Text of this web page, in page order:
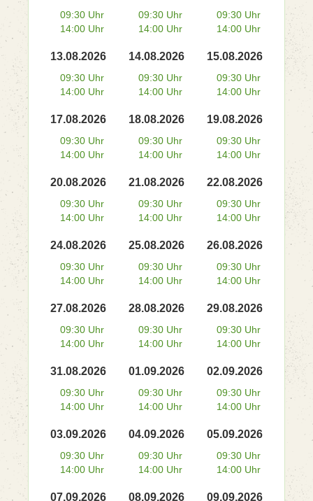
09:30 Uhr
14:00 Uhr
09:30 Uhr
14:00 Uhr
09:30 Uhr
14:00 Uhr
13.08.2026
09:30 Uhr
14:00 Uhr
14.08.2026
09:30 Uhr
14:00 Uhr
15.08.2026
09:30 Uhr
14:00 Uhr
17.08.2026
09:30 Uhr
14:00 Uhr
18.08.2026
09:30 Uhr
14:00 Uhr
19.08.2026
09:30 Uhr
14:00 Uhr
20.08.2026
09:30 Uhr
14:00 Uhr
21.08.2026
09:30 Uhr
14:00 Uhr
22.08.2026
09:30 Uhr
14:00 Uhr
24.08.2026
09:30 Uhr
14:00 Uhr
25.08.2026
09:30 Uhr
14:00 Uhr
26.08.2026
09:30 Uhr
14:00 Uhr
27.08.2026
09:30 Uhr
14:00 Uhr
28.08.2026
09:30 Uhr
14:00 Uhr
29.08.2026
09:30 Uhr
14:00 Uhr
31.08.2026
09:30 Uhr
14:00 Uhr
01.09.2026
09:30 Uhr
14:00 Uhr
02.09.2026
09:30 Uhr
14:00 Uhr
03.09.2026
09:30 Uhr
14:00 Uhr
04.09.2026
09:30 Uhr
14:00 Uhr
05.09.2026
09:30 Uhr
14:00 Uhr
07.09.2026 08.09.2026 09.09.2026